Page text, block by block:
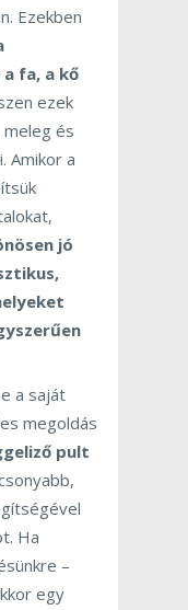
Ezekben
fa, a kő
ezek
és
Amikor a
jó
a saját
megoldás
pult
Ha
–
egy